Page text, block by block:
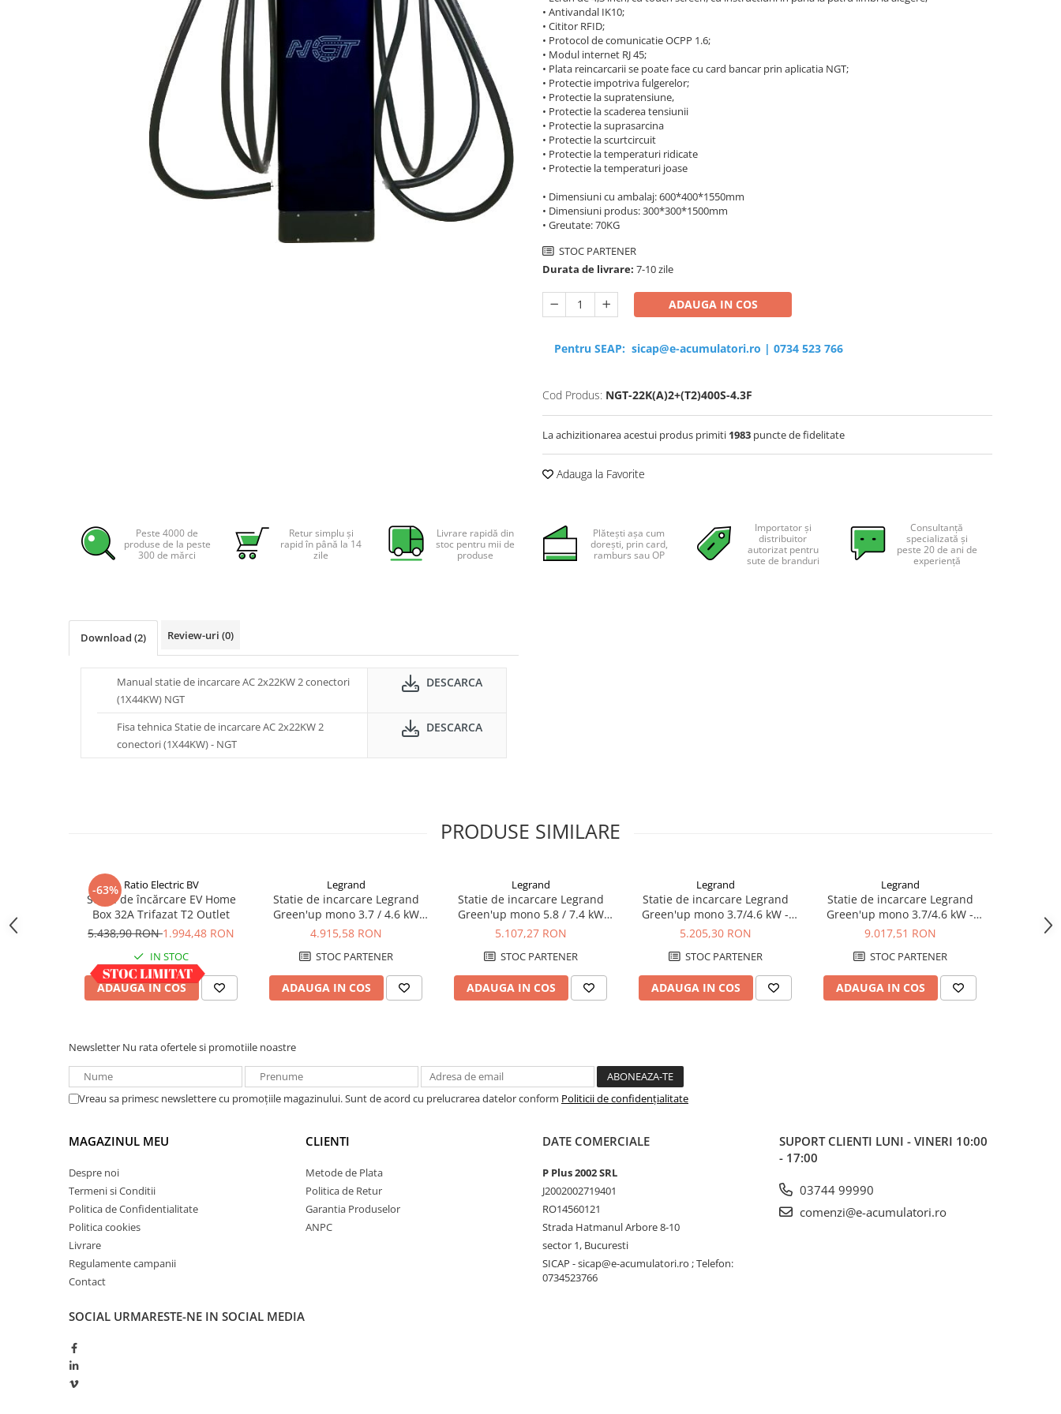
Panouri fotovoltaice si accesorii
Statii de incarcare vehicule
Turbine eoliene pentru casă
Acumulatori VRLA AGM/GEL /
Baterii si acumulatori gel si VRLA
SLA AGM (Sealed Lead Acid)
Deep Cycle - Tractiune/Semi-
Marine & Caravan
Sisteme de management (BMS)
Redresoare, incarcatoare si testere
Redresoare auto, moto, barci si
sisteme de urgenta - acumulator
UPS Calculatoare si Servere
UPS Trifazat
Stabilizatoare Tensiune
PDUs unitati de distributie a
energiei electrice
Cabinete baterii
Drumetii / Camping
• Antivandal IK10;
• Cititor RFID;
• Protocol de comunicatie OCPP 1.6;
• Modul internet RJ 45;
• Plata reincarcarii se poate face cu card bancar prin aplicatia NGT;
• Protectie impotriva fulgerelor;
• Protectie la supratensiune,
• Protectie la scaderea tensiunii
• Protectie la suprasarcina
• Protectie la scurtcircuit
• Protectie la temperaturi ridicate
• Protectie la temperaturi joase
• Dimensiuni cu ambalaj: 600*400*1550mm
• Dimensiuni produs: 300*300*1500mm
• Greutate: 70KG
STOC PARTENER
Durata de livrare: 7-10 zile
ADAUGA IN COS
Pentru SEAP: sicap@e-acumulatori.ro | 0734 523 766
Cod Produs: NGT-22K(A)2+(T2)400S-4.3F
La achizitionarea acestui produs primiti 1983 puncte de fidelitate
Adauga la Favorite
Peste 4000 de
produse de la peste
300 de mărci
Retur simplu și
rapid în până la 14
zile
Livrare rapidă din
stoc pentru mii de
produse
Plătești așa cum
dorești, prin card,
ramburs sau OP
Importator și
distribuitor
autorizat pentru
sute de branduri
Consultanță
specializată și
peste 20 de ani de
experiență
Download (2) Review-uri (0)
Manual statie de incarcare AC 2x22KW 2 conectori
(1X44KW) NGT
DESCARCA
Fisa tehnica Statie de incarcare AC 2x22KW 2
conectori (1X44KW) - NGT
DESCARCA
PRODUSE SIMILARE
-63% Ratio Electric BV
Stație de încărcare EV Home
Box 32A Trifazat T2 Outlet
5.438,90 RON1.994,48 RON
IN STOC
ADAUGA IN COS
Legrand
Statie de incarcare Legrand
Green'up mono 3.7 / 4.6 kW
16/20 A - Modul 3 - 059020
4.915,58 RON
STOC PARTENER
ADAUGA IN COS
Legrand
Statie de incarcare Legrand
Green'up mono 5.8 / 7.4 kW
25/32 A - Modul 3 - 059029
5.107,27 RON
STOC PARTENER
ADAUGA IN COS
Legrand
Statie de incarcare Legrand
Green'up mono 3.7/4.6 kW -
16/20 A - Modul 2 si 3 - 059023
5.205,30 RON
STOC PARTENER
ADAUGA IN COS
Legrand
Statie de incarcare Legrand
Green'up mono 3.7/4.6 kW -
16/20 A - Modul 2 si 3 - 059024
9.017,51 RON
STOC PARTENER
ADAUGA IN COS
Green'up
2
Newsletter Nu rata ofertele si promotiile noastre
Vreau sa primesc newslettere cu promoțiile magazinului. Sunt de acord cu prelucrarea datelor conform Politicii de confidențialitate
MAGAZINUL MEU
Despre noi
Termeni si Conditii
Politica de Confidentialitate
Politica cookies
Livrare
Regulamente campanii
Contact
CLIENTI
Metode de Plata
Politica de Retur
Garantia Produselor
ANPC
DATE COMERCIALE
P Plus 2002 SRL
J2002002719401
RO14560121
Strada Hatmanul Arbore 8-10
sector 1, Bucuresti
SICAP - sicap@e-acumulatori.ro ; Telefon:
0734523766
SUPORT CLIENTI LUNI - VINERI 10:00
- 17:00
03744 99990
comenzi@e-acumulatori.ro
SOCIAL URMARESTE-NE IN SOCIAL MEDIA